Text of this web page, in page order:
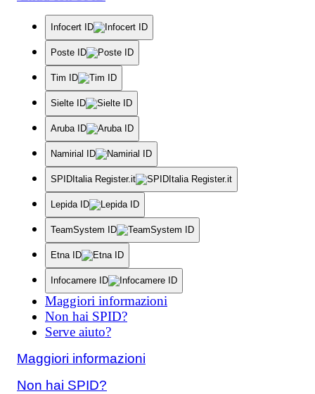
Infocert ID
Poste ID
Tim ID
Sielte ID
Aruba ID
Namirial ID
SPIDItalia Register.it
Lepida ID
TeamSystem ID
Etna ID
Infocamere ID
Maggiori informazioni
Non hai SPID?
Serve aiuto?
Maggiori informazioni
Non hai SPID?